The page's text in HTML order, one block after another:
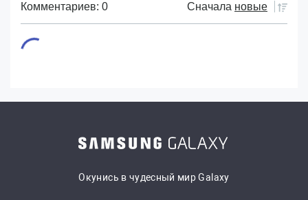
Комментариев: 0 Сначала новые
Окунись в чудесный мир Galaxy